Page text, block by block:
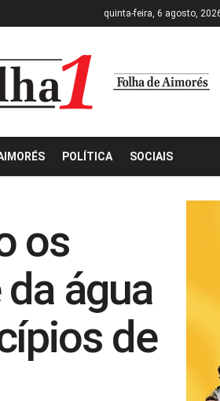
quinta-feira, 6 agosto,
POLÍTICA SOCIAIS
os
água
de